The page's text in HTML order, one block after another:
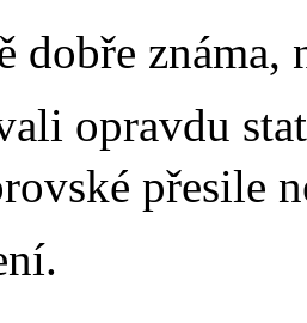
dobře
opravdu
přesile